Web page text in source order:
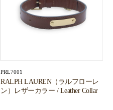
PRL7001
RALPH LAUREN（ラルフローレ
ン）レザーカラー / Leather Collar